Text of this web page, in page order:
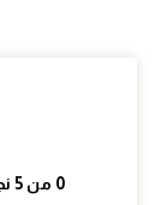
0 من 5 نجوم